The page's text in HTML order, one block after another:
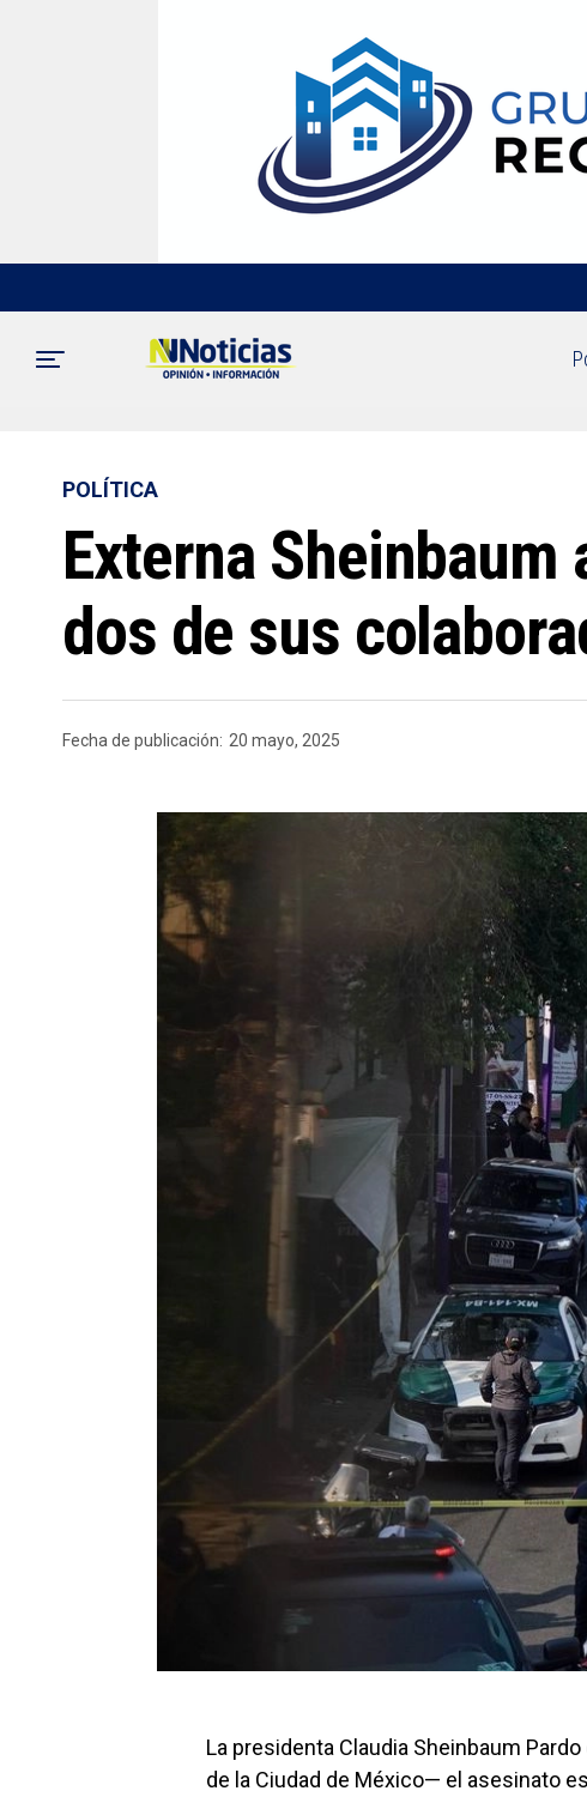
POLÍTICA
Externa
dos de sus
Fecha de publicación: 20 mayo, 2025
La presidenta Claudia Sheinbaum
de la Ciudad de México— el asesinato